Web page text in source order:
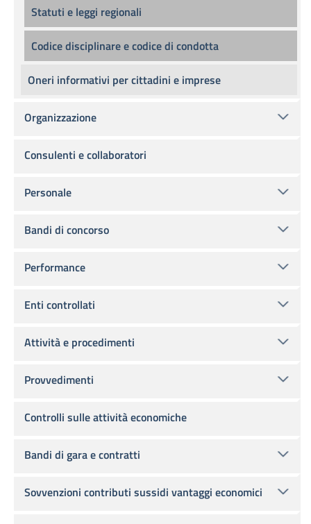
Statuti e leggi regionali
Codice disciplinare e codice di condotta
Oneri informativi per cittadini e imprese
Organizzazione
Consulenti e collaboratori
Personale
Bandi di concorso
Performance
Enti controllati
Attività e procedimenti
Provvedimenti
Controlli sulle attività economiche
Bandi di gara e contratti
Sovvenzioni contributi sussidi vantaggi economici